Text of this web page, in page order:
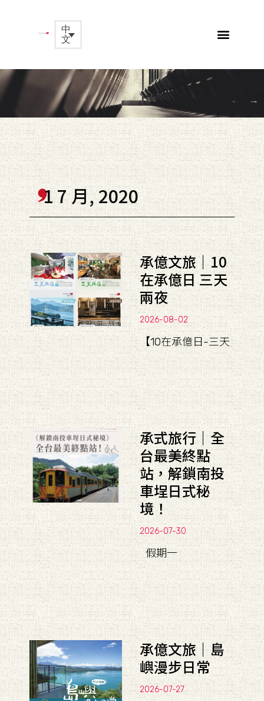
中
文
1 7 月, 2020
承億文旅｜10
在承億日 三天
兩夜
2026-08-02
【10在承億日-三天
承式旅行｜全
台最美終點
站，解鎖南投
車埕日式秘
境！
2026-07-30
假期一
承億文旅｜島
嶼漫步日常
2026-07-27